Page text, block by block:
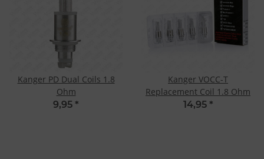
Kanger PD Dual Coils 1.8
Ohm
9,95 *
Kanger VOCC-T
Replacement Coil 1.8 Ohm
14,95 *